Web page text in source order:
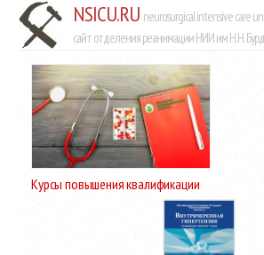
NSICU.RU neurosurgical intensive care
сайт отделения реанимации НИИ им Н.Н.
Курсы повышения квалификации